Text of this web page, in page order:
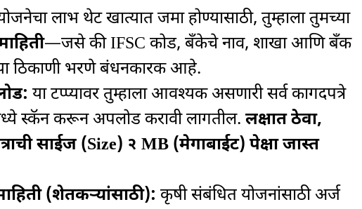
लाभ थेट खात्यात जमा होण्यासाठी, तुम्हाला तुमच्या
—जसे की IFSC कोड, बँकेचे नाव, शाखा आणि बँक
ठिकाणी भरणे बंधनकारक आहे.
या टप्प्यावर तुम्हाला आवश्यक असणारी सर्व कागदपत्रे
स्कॅन करून अपलोड करावी लागतील. लक्षात ठेवा,
साईज (Size) २ MB (मेगाबाईट) पेक्षा जास्त
(शेतकऱ्यांसाठी): कृषी संबंधित योजनांसाठी अर्ज